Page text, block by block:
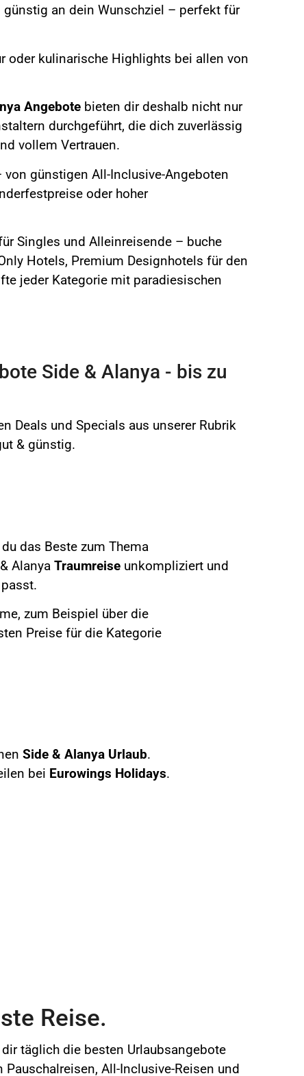
an dein Wunschziel – perfekt für
oder kulinarische Highlights bei allen von
Angebote bieten dir deshalb nicht nur
durchgeführt, die dich zuverlässig
vollem Vertrauen.
günstigen All-Inclusive-Angeboten
oder hoher
Singles und Alleinreisende – buche
Hotels, Premium Designhotels für den
jeder Kategorie mit paradiesischen
Side & Alanya - bis zu
Deals und Specials aus unserer Rubrik
& günstig.
das Beste zum Thema
Alanya Traumreise unkompliziert und
zum Beispiel über die
Preise für die Kategorie
Side & Alanya Urlaub.
bei Eurowings Holidays.
Reise.
dir täglich die besten Urlaubsangebote
All-Inclusive-Reisen und